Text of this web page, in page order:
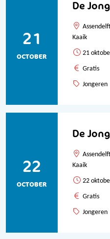
De
21
OCTOBER
Kaaik
21
Gratis
Jongeren
De
22
OCTOBER
Kaaik
22
Gratis
Jongeren